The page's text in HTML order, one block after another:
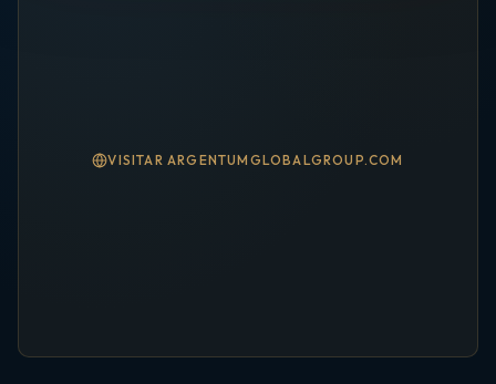
VISITAR ARGENTUMGLOBALGROUP.COM